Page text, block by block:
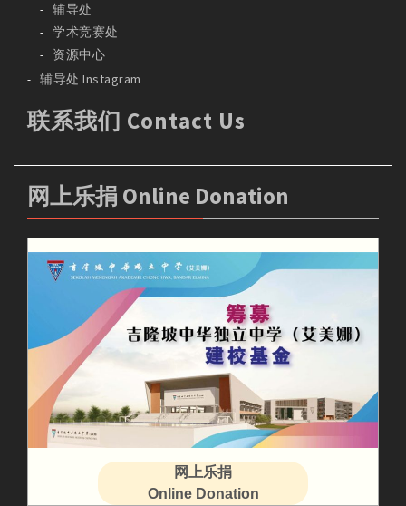
辅导处
学术竞赛处
资源中心
辅导处 Instagram
联系我们 Contact Us
网上乐捐 Online Donation
网上乐捐
Online Donation